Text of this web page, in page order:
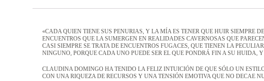
«CADA QUIEN TIENE SUS PENURIAS, Y LA MÍA ES TENER QUE HUIR SIEMPRE
ENCUENTROS QUE LA SUMERGEN EN REALIDADES CAVERNOSAS QUE
CASI SIEMPRE SE TRATA DE ENCUENTROS FUGACES, QUE TIENEN LA
NINGUNO, PORQUE CADA UNO PUEDE SER EL QUE PONDRÁ FIN A SU
CLAUDINA DOMINGO HA TENIDO LA FELIZ INTUICIÓN DE QUE SÓLO UN
CON UNA RIQUEZA DE RECURSOS Y UNA TENSIÓN EMOTIVA QUE NO DECAE